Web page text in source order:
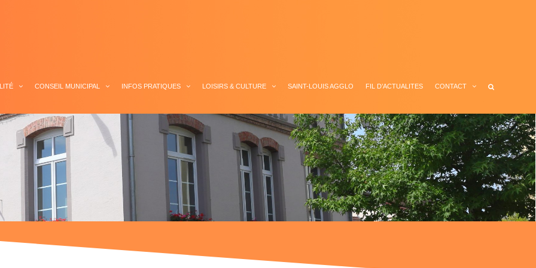
CONSEIL MUNICIPAL INFOS PRATIQUES LOISIRS & CULTURE SAINT-LOUIS AGGLO FIL D’ACTUALITES CONTACT